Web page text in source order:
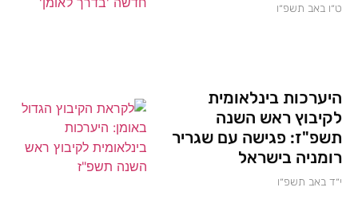
ט״ו באב תשפ״ו
היערכות בינלאומית
לקיבוץ ראש השנה
תשפ"ז: פגישה עם שגריר
רומניה בישראל
י״ד באב תשפ״ו